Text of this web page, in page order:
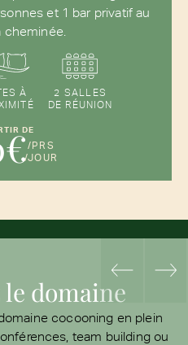
et 1 bar privatif au
cheminée.
À
2 SALLES
DE RÉUNION
DE
/PRS
/JOUR
domaine
cocooning en plein
team building ou